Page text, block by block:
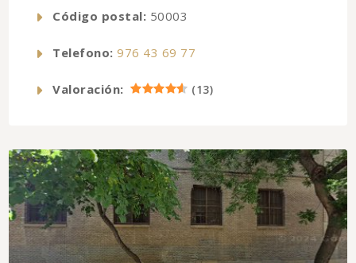
Código postal: 50003
Telefono: 976 43 69 77
Valoración: (13)